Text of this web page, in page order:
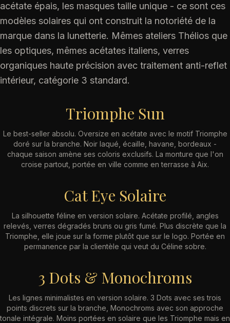
acétate épais, les masques taille unique - ce sont ces
modèles solaires qui ont construit la notoriété de la
marque dans la lunetterie. Mêmes ateliers Thélios que
les optiques, mêmes acétates italiens, verres
organiques haute précision avec traitement anti-reflet
intérieur, catégorie 3 standard.
Triomphe Sun
Le best-seller absolu. Oversize en acétate avec le motif Triomphe
doré sur la branche. Noir laqué, écaille, havane, bordeaux -
chaque saison amène ses coloris exclusifs. La monture que l'on
croise partout, portée en ville comme en terrasse à Aix.
Cat Eye Solaire
La silhouette féline en version solaire. Acétate profilé, angles
relevés, verres dégradés bruns ou gris fumé. Plus discrète que la
Triomphe, elle joue sur la forme plutôt que sur le logo. Portée en
permanence par la clientèle qui veut du Céline sobre.
3 Dots & Monochroms
Les lignes minimalistes en version solaire. 3 Dots avec ses trois
points discrets sur la branche, Monochroms avec son approche
tonale intégrale. Moins portées en solaire que les Triomphe mais en